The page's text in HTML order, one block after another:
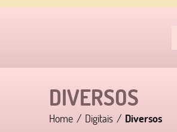
DIVERSOS
Home Digitais Diversos